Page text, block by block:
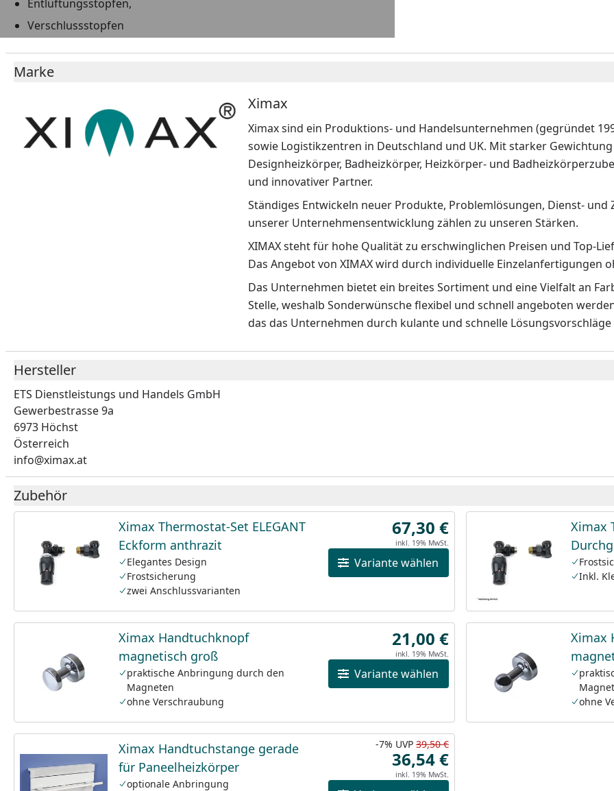
Entlüftungsstopfen,
Verschlussstopfen
Marke
Ximax
Ximax sind ein Produktions- und Handelsunternehmen (gegründet
sowie Logistikzentren in Deutschland und UK. Mit starker
Designheizkörper, Badheizkörper, Heizkörper- und
und innovativer Partner.
Ständiges Entwickeln neuer Produkte, Problemlösungen, Dienst-
unserer Unternehmensentwicklung zählen zu unseren Stärken.
XIMAX steht für hohe Qualität zu erschwinglichen Preisen und Top-
Das Angebot von XIMAX wird durch individuelle Einzelanfertigungen
Das Unternehmen bietet ein breites Sortiment und eine Vielfalt an
Stelle, weshalb Sonderwünsche flexibel und schnell angeboten
das das Unternehmen durch kulante und schnelle Lösungsvorschläge
Hersteller
ETS Dienstleistungs und Handels GmbH
Gewerbestrasse 9a
6973 Höchst
Österreich
info@ximax.at
Zubehör
Ximax Thermostat-Set ELEGANT
Eckform anthrazit
Elegantes Design
Frostsicherung
zwei Anschlussvarianten
Variante wählen
67,30 €
inkl. 19% MwSt.
Ximax
Inkl.
Ximax Handtuchknopf
magnetisch groß
praktische Anbringung durch den
Magneten
ohne Verschraubung
Variante wählen
21,00 €
inkl. 19% MwSt.
Ximax
ohne
Ximax Handtuchstange gerade
für Paneelheizkörper
optionale Anbringung
-7% UVP 39,50 €
36,54 €
inkl. 19% MwSt.